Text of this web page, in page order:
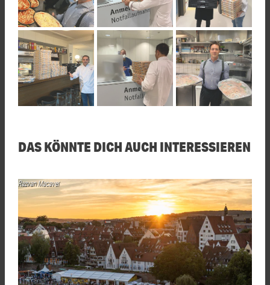
DAS KÖNNTE DICH AUCH INTERESSIEREN
Razvan Macavei